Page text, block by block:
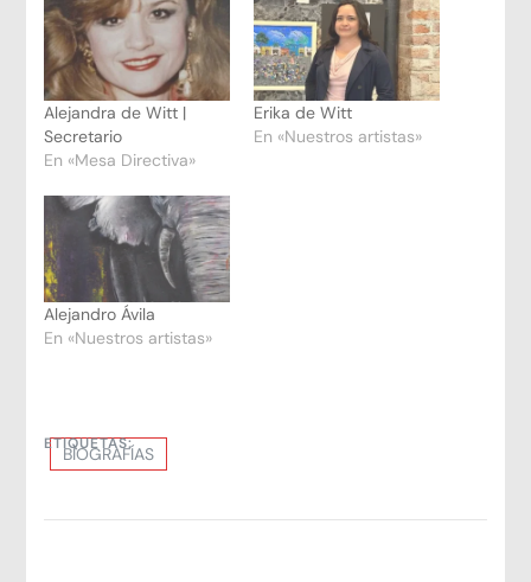
Alejandra de Witt |
Secretario
En «Mesa Directiva»
Erika de Witt
En «Nuestros artistas»
Alejandro Ávila
En «Nuestros artistas»
ETIQUETAS:
BIOGRAFÍAS